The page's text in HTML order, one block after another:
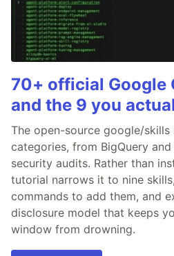
70+ official Google
and the 9 you
The open-source google/skills
categories, from BigQuery and
security audits. Rather than
tutorial narrows it to nine
commands to add them, and
disclosure model that keeps
window from drowning.